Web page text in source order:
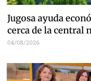
Jugosa ayuda
cerca de la central
04/08/2026